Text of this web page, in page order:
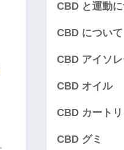
CBD と運動
CBD について
CBD アイソレ
CBD オイル
CBD カート
CBD グミ